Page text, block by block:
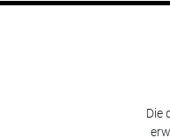
Die